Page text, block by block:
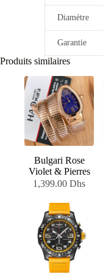
Diamètre
Garantie
Produits similaires
Bulgari Rose
Violet & Pierres
1,399.00Dhs